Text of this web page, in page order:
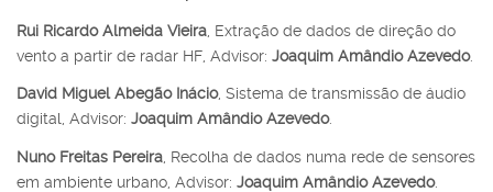
Rui Ricardo Almeida Vieira , Extração de dados de direção do
vento a partir de radar HF, Advisor: Joaquim Amândio Azevedo.
David Miguel Abegão Inácio, Sistema de transmissão de áudio
digital, Advisor: Joaquim Amândio Azevedo.
Nuno Freitas Pereira , Recolha de dados numa rede de sensores
em ambiente urbano, Advisor: Joaquim Amândio Azevedo.